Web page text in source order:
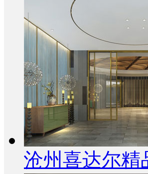
沧州喜达尔精